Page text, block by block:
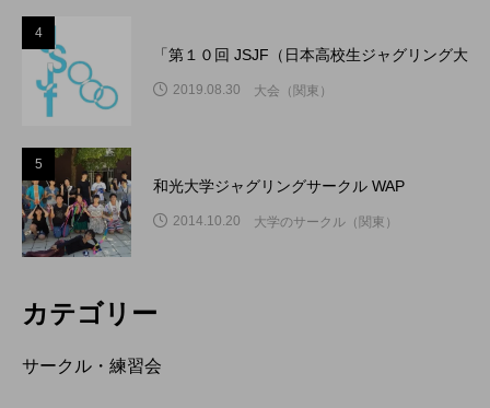
4
「第１０回 JSJF（日本高校生ジャグリング大
2019.08.30 大会（関東）
5
和光大学ジャグリングサークル WAP
2014.10.20 大学のサークル（関東）
カテゴリー
サークル・練習会